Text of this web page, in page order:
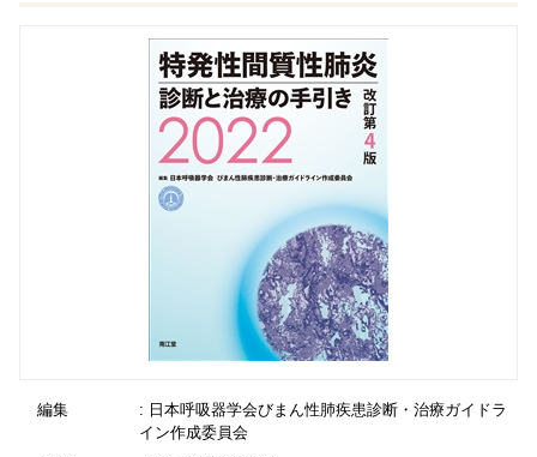
編集
: 日本呼吸器学会びまん性肺疾患診断・治療ガイドラ
イン作成委員会